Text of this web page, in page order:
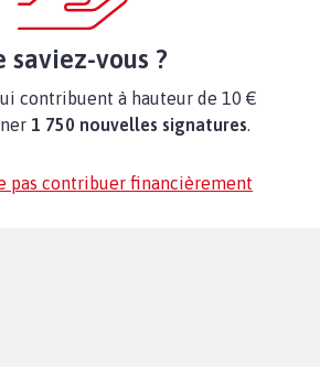
saviez-vous ?
contribuent à hauteur de 10 €
1 750 nouvelles signatures.
pas contribuer financièrement